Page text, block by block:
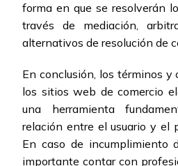
forma en que se resolverán
través de mediación,
alternativos de resolución de
En conclusión, los términos y
los sitios web de comercio
una herramienta
relación entre el usuario y el
En caso de incumplimiento
importante contar con